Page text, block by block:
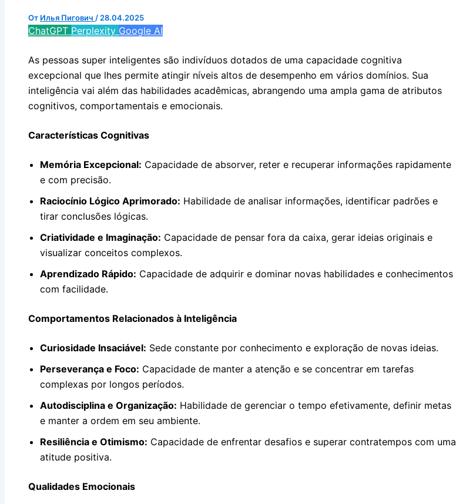
От Илья Пигович / 28.04.2025
ChatGPT Perplexity Google AI
As pessoas super inteligentes são indivíduos dotados de uma capacidade cognitiva
excepcional que lhes permite atingir níveis altos de desempenho em vários domínios. Sua
inteligência vai além das habilidades acadêmicas, abrangendo uma ampla gama de atributos
cognitivos, comportamentais e emocionais.
Características Cognitivas
Memória Excepcional: Capacidade de absorver, reter e recuperar informações rapidamente
e com precisão.
Raciocínio Lógico Aprimorado: Habilidade de analisar informações, identificar padrões e
tirar conclusões lógicas.
Criatividade e Imaginação: Capacidade de pensar fora da caixa, gerar ideias originais e
visualizar conceitos complexos.
Aprendizado Rápido: Capacidade de adquirir e dominar novas habilidades e conhecimentos
com facilidade.
Comportamentos Relacionados à Inteligência
Curiosidade Insaciável: Sede constante por conhecimento e exploração de novas ideias.
Perseverança e Foco: Capacidade de manter a atenção e se concentrar em tarefas
complexas por longos períodos.
Autodisciplina e Organização: Habilidade de gerenciar o tempo efetivamente, definir metas
e manter a ordem em seu ambiente.
Resiliência e Otimismo: Capacidade de enfrentar desafios e superar contratempos com uma
atitude positiva.
Qualidades Emocionais